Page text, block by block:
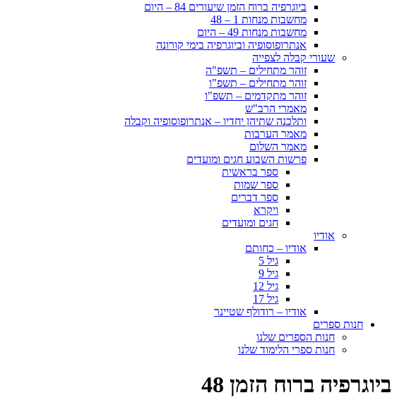
ביוגרפיה ברוח הזמן שיעורים 84 – היום
מחשבות מנחות 1 – 48
מחשבות מנחות 49 – היום
אנתרופוסופיה וביוגרפיה בימי קורונה
שעורי קבלה לצפייה
זוהר מתחילים – תשפ"ה
זוהר מתחילים – תשפ"ו
זוהר מתקדמים – תשפ"ו
מאמרי הרב"ש
ותלכנה שתיהן יחדיו – אנתרופוסופיה וקבלה
מאמר הערבות
מאמר השלום
פרשות השבוע חגים ומועדים
ספר בראשית
ספר שמות
ספר דברים
ויקרא
חגים ומועדים
אודיו
אודיו – כחותם
גיל 5
גיל 9
גיל 12
גיל 17
אודיו – רודולף שטיינר
חנות ספרים
חנות הספרים שלנו
חנות ספרי הלימוד שלנו
ביוגרפיה ברוח הזמן 48